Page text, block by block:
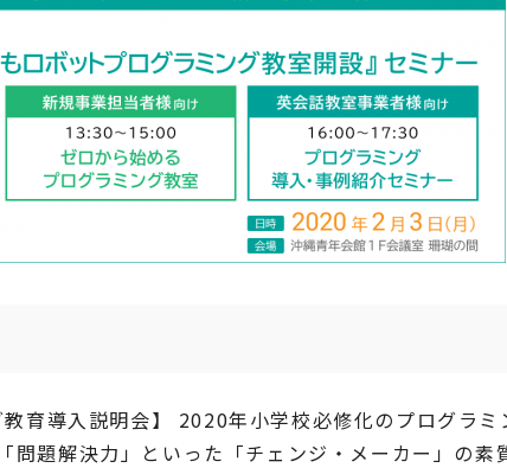
導入説明会】 2020年小学校必修化のプログラミ
題解決力」といった「チェンジ・メーカー」の素